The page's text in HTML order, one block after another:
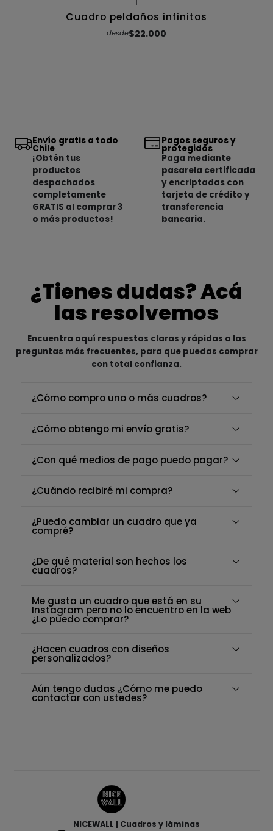
Cuadro peldaños infinitos
desde$22.000
Envío gratis a todo
Chile
¡Obtén tus
productos
despachados
completamente
GRATIS al comprar 3
o más productos!
Pagos seguros y
protegidos
Paga mediante
pasarela certificada
y encriptadas con
tarjeta de crédito y
transferencia
bancaria.
¿Tienes dudas? Acá
las resolvemos
Encuentra aquí respuestas claras y rápidas a las
preguntas más frecuentes, para que puedas comprar
con total confianza.
¿Cómo compro uno o más cuadros?
¿Cómo obtengo mi envío gratis?
¿Con qué medios de pago puedo pagar?
¿Cuándo recibiré mi compra?
¿Puedo cambiar un cuadro que ya
compré?
¿De qué material son hechos los
cuadros?
Me gusta un cuadro que está en su
Instagram pero no lo encuentro en la web
¿Lo puedo comprar?
¿Hacen cuadros con diseños
personalizados?
Aún tengo dudas ¿Cómo me puedo
contactar con ustedes?
NICEWALL | Cuadros y láminas